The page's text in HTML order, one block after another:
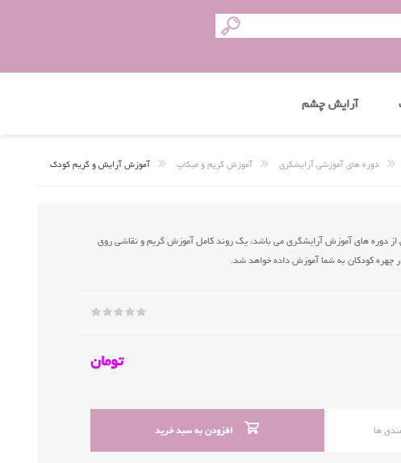
آرایش چشم
دوره های آموزشی آرایشگری آموزش گریم و میکاپ آموزش آرایش و گریم کودک
دوره های آموزش آرایشگری می باشد، یک روند کامل آموزش گریم و نقاشی روی
چهره کودکان به شما آموزش داده خواهد شد.
تومان
ها افزودن به سبد خرید